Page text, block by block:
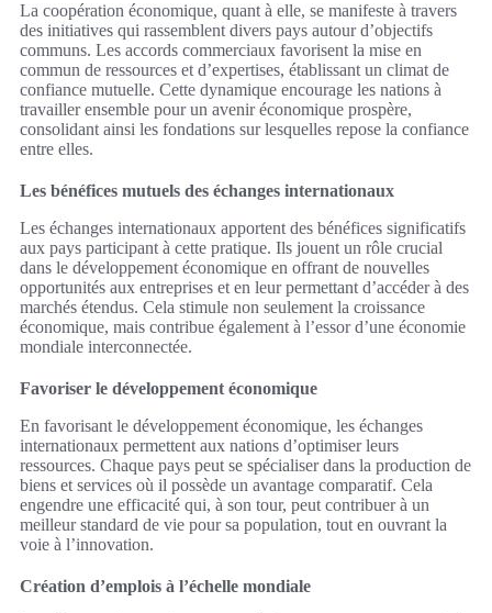
La coopération économique, quant à elle, se manifeste à travers
des initiatives qui rassemblent divers pays autour d’objectifs
communs. Les accords commerciaux favorisent la mise en
commun de ressources et d’expertises, établissant un climat de
confiance mutuelle. Cette dynamique encourage les nations à
travailler ensemble pour un avenir économique prospère,
consolidant ainsi les fondations sur lesquelles repose la confiance
entre elles.
Les bénéfices mutuels des échanges internationaux
Les échanges internationaux apportent des bénéfices significatifs
aux pays participant à cette pratique. Ils jouent un rôle crucial
dans le développement économique en offrant de nouvelles
opportunités aux entreprises et en leur permettant d’accéder à des
marchés étendus. Cela stimule non seulement la croissance
économique, mais contribue également à l’essor d’une économie
mondiale interconnectée.
Favoriser le développement économique
En favorisant le développement économique, les échanges
internationaux permettent aux nations d’optimiser leurs
ressources. Chaque pays peut se spécialiser dans la production de
biens et services où il possède un avantage comparatif. Cela
engendre une efficacité qui, à son tour, peut contribuer à un
meilleur standard de vie pour sa population, tout en ouvrant la
voie à l’innovation.
Création d’emplois à l’échelle mondiale